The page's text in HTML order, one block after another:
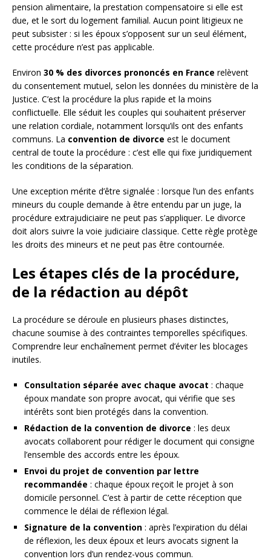
pension alimentaire, la prestation compensatoire si elle est
due, et le sort du logement familial. Aucun point litigieux ne
peut subsister : si les époux s’opposent sur un seul élément,
cette procédure n’est pas applicable.
Environ 30 % des divorces prononcés en France relèvent
du consentement mutuel, selon les données du ministère de la
Justice. C’est la procédure la plus rapide et la moins
conflictuelle. Elle séduit les couples qui souhaitent préserver
une relation cordiale, notamment lorsqu’ils ont des enfants
communs. La convention de divorce est le document
central de toute la procédure : c’est elle qui fixe juridiquement
les conditions de la séparation.
Une exception mérite d’être signalée : lorsque l’un des enfants
mineurs du couple demande à être entendu par un juge, la
procédure extrajudiciaire ne peut pas s’appliquer. Le divorce
doit alors suivre la voie judiciaire classique. Cette règle protège
les droits des mineurs et ne peut pas être contournée.
Les étapes clés de la procédure,
de la rédaction au dépôt
La procédure se déroule en plusieurs phases distinctes,
chacune soumise à des contraintes temporelles spécifiques.
Comprendre leur enchaînement permet d’éviter les blocages
inutiles.
Consultation séparée avec chaque avocat : chaque
époux mandate son propre avocat, qui vérifie que ses
intérêts sont bien protégés dans la convention.
Rédaction de la convention de divorce : les deux
avocats collaborent pour rédiger le document qui consigne
l’ensemble des accords entre les époux.
Envoi du projet de convention par lettre
recommandée : chaque époux reçoit le projet à son
domicile personnel. C’est à partir de cette réception que
commence le délai de réflexion légal.
Signature de la convention : après l’expiration du délai
de réflexion, les deux époux et leurs avocats signent la
convention lors d’un rendez-vous commun.